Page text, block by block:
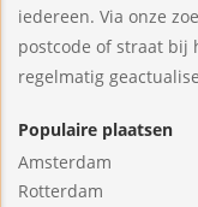
iedereen. Via onze
postcode of straat bij
regelmatig
Populaire plaatsen
Amsterdam
Rotterdam